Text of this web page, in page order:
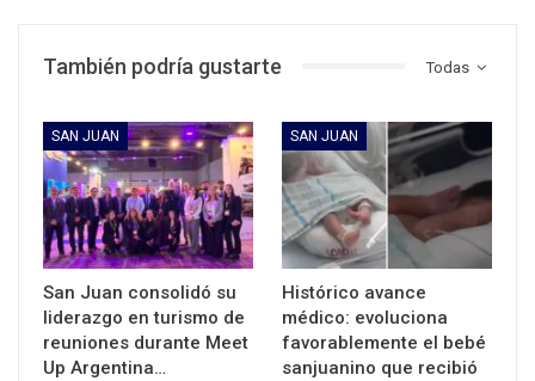
Todas
También podría gustarte
SAN JUAN
San Juan consolidó su
liderazgo en turismo de
reuniones durante Meet
Up Argentina…
SAN JUAN
Histórico avance
médico: evoluciona
favorablemente el bebé
sanjuanino que recibió